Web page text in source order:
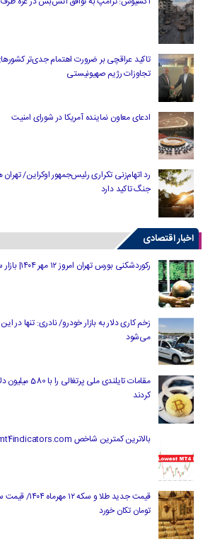
تاکید عراقچی بر ضرورت اهتمام جدی‌تر
تجاوزات رژیم صهیونیستی
ادعای معاون نماینده آمریکا در شورای امنیت
رد اتهام‌زنی تکراری رئیس‌جمهور اوکراین/ تهران
جنگ تاکید دارد
اخبار اقتصادی
رکوردشکنی بورس تهران امروز ۱۲ مهر ۱۴۰۴| بازار سهام رونق گرفت
زخم کاری دلار به بازار خودرو/ نادری: تنها در
می‌شود
مقامات تایلندی
کردند
بالاترین کمترین شاخص MT4 – forexmt4indicators.com
تومان تکان خورد